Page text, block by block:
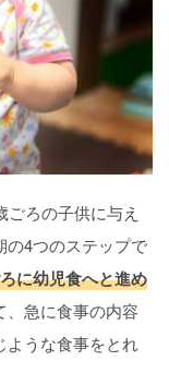
ろの子供に与え
の4つのステップで
に幼児食へと進め
、急に食事の内容
ような食事をとれ